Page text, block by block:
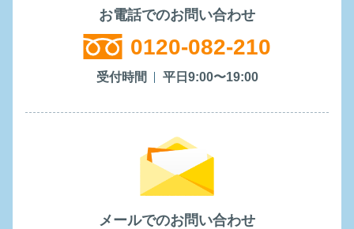
お電話でのお問い合わせ
0120-082-210
受付時間 平日9:00〜19:00
メールでのお問い合わせ